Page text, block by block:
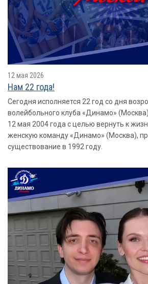
12 мая 2026
Нам 22 года!
Сегодня исполняется 22 год со дня
волейбольного клуба «Динамо»
12 мая 2004 года с целью вернуть к
женскую команду «Динамо» (Москва),
существование в 1992 году.